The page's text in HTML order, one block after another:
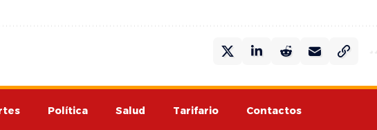
Política Salud Tarifario Contactos